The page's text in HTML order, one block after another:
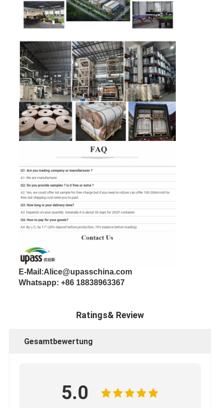
E-Mail:Alice@upasschina.com
Whatsapp: +86 18838963367
Ratings& Review
Gesamtbewertung
5.0